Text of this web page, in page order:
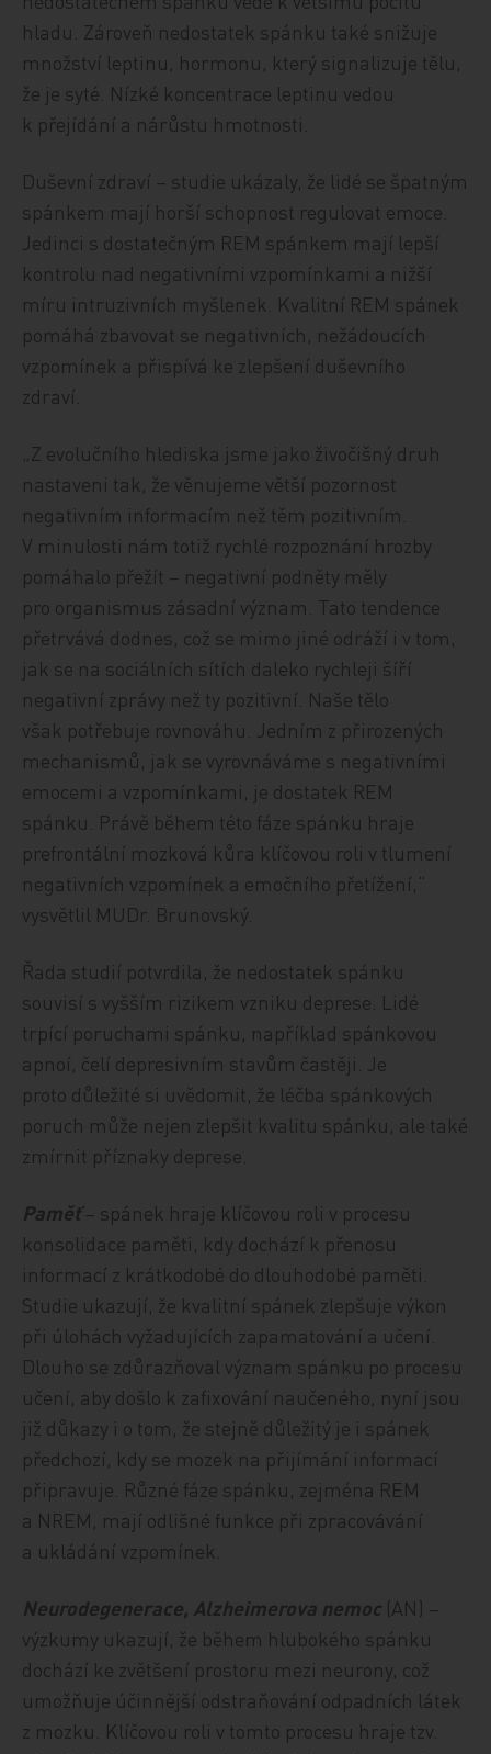
hladu. Zároveň nedostatek spánku také snižuje
množství leptinu, hormonu, který signalizuje tělu,
že je syté. Nízké koncentrace leptinu vedou
k přejídání a nárůstu hmotnosti.
Duševní zdraví – studie ukázaly, že lidé se špatným
spánkem mají horší schopnost regulovat emoce.
Jedinci s dostatečným REM spánkem mají lepší
kontrolu nad negativními vzpomínkami a nižší
míru intruzivních myšlenek. Kvalitní REM spánek
pomáhá zbavovat se negativních, nežádoucích
vzpomínek a přispívá ke zlepšení duševního
zdraví.
„Z evolučního hlediska jsme jako živočišný druh
nastaveni tak, že věnujeme větší pozornost
negativním informacím než těm pozitivním.
V minulosti nám totiž rychlé rozpoznání hrozby
pomáhalo přežít – negativní podněty měly
pro organismus zásadní význam. Tato tendence
přetrvává dodnes, což se mimo jiné odráží i v tom,
jak se na sociálních sítích daleko rychleji šíří
negativní zprávy než ty pozitivní. Naše tělo
však potřebuje rovnováhu. Jedním z přirozených
mechanismů, jak se vyrovnáváme s negativními
emocemi a vzpomínkami, je dostatek REM
spánku. Právě během této fáze spánku hraje
prefrontální mozková kůra klíčovou roli v tlumení
negativních vzpomínek a emočního přetížení,“
vysvětlil MUDr. Brunovský.
Řada studií potvrdila, že nedostatek spánku
souvisí s vyšším rizikem vzniku deprese. Lidé
trpící poruchami spánku, například spánkovou
apnoí, čelí depresivním stavům častěji. Je
proto důležité si uvědomit, že léčba spánkových
poruch může nejen zlepšit kvalitu spánku, ale také
zmírnit příznaky deprese.
Paměť– spánek hraje klíčovou roli v procesu
konsolidace paměti, kdy dochází k přenosu
informací z krátkodobé do dlouhodobé paměti.
Studie ukazují, že kvalitní spánek zlepšuje výkon
při úlohách vyžadujících zapamatování a učení.
Dlouho se zdůrazňoval význam spánku po procesu
učení, aby došlo k zafixování naučeného, nyní jsou
již důkazy i o tom, že stejně důležitý je i spánek
předchozí, kdy se mozek na přijímání informací
připravuje. Různé fáze spánku, zejména REM
a NREM, mají odlišné funkce při zpracovávání
a ukládání vzpomínek.
Neurodegenerace, Alzheimerova nemoc (AN) –
výzkumy ukazují, že během hlubokého spánku
dochází ke zvětšení prostoru mezi neurony, což
umožňuje účinnější odstraňování odpadních látek
z mozku. Klíčovou roli v tomto procesu hraje tzv.